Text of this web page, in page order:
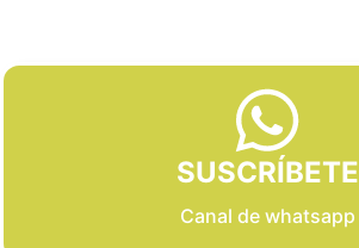
SUSCRÍBETE
Canal de whatsapp